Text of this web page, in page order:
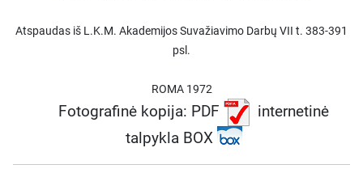
Atspaudas iš L.K.M. Akademijos Suvažiavimo Darbų VII t. 383-391
psl.
ROMA 1972
Fotografinė kopija: PDF
internetinė
talpykla BOX